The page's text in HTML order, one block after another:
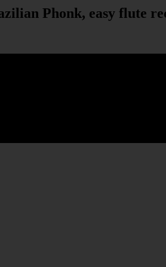
Phonk, easy flute